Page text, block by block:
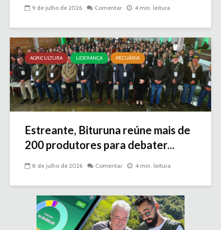
9 de julho de 2026 Comentar 4 min. leitura
AGRICULTURA LIDERANÇA PECUÁRIA
Estreante, Bituruna reúne mais de
200 produtores para debater...
8 de julho de 2026 Comentar 4 min. leitura